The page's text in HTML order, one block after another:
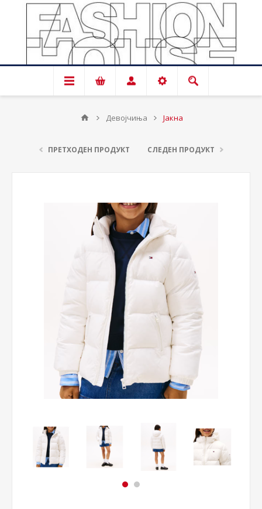
Девојчиња Јакна
ПРЕТХОДЕН ПРОДУКТ СЛЕДЕН ПРОДУКТ